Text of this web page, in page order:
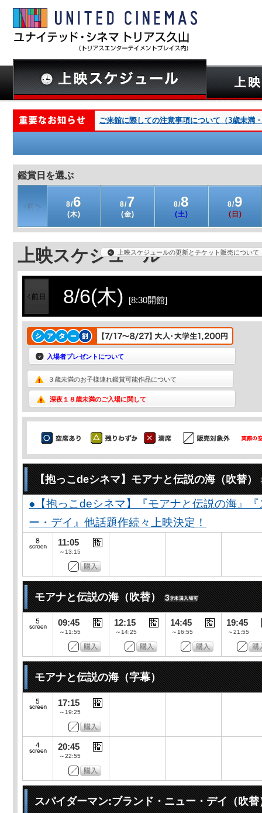
ご来館に際しての注意事項について（3歳未満
鑑賞日を選ぶ
8/6
(木)
8/7
(金)
8/8
(土)
8/9
(日)
上映スケジュール上映スケジュールの更新とチケット販売について
8/6(木) [8:30開館]
入場者プレゼントについて
３歳未満のお子様連れ鑑賞可能作品について
深夜１８歳未満のご入場に関して
【抱っこdeシネマ】モアナと伝説の海（吹替）
●【抱っこdeシネマ】『モアナと伝説の海』
ー・デイ』他話題作続々上映決定！
11:05
～13:15
モアナと伝説の海（吹替）
09:45
～11:55
12:15
～14:25
14:45
～16:55
19:45
～21:55
モアナと伝説の海（字幕）
17:15
～19:25
20:45
～22:55
スパイダーマン:ブランド・ニュー・デイ（吹替